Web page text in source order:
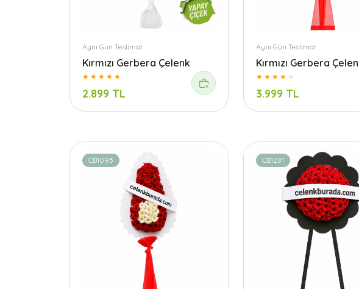
Aynı Gün Teslimat
Kırmızı Gerbera Çelenk
2.899 TL
Aynı Gün Teslimat
Kırmızı Gerbera
3.999 TL
CB1095 CB1281